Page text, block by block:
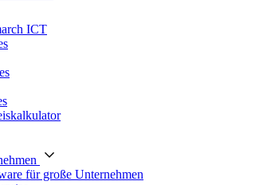
ICT
für große Unternehmen